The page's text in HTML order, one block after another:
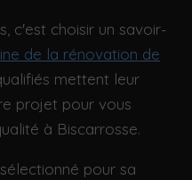
c'est choisir un savoir-
de la rénovation de
mettent leur
projet pour vous
à Biscarrosse.
pour sa